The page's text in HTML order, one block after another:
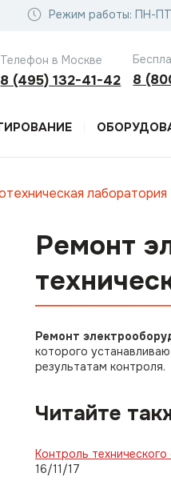
Режим работы: ПН-ПТ
Телефон в Москве
8 (495) 132-41-42 8
лаборатория
Ремонт
Ремонт
которого
результатам контроля.
Читайте
Контроль
16/11/17